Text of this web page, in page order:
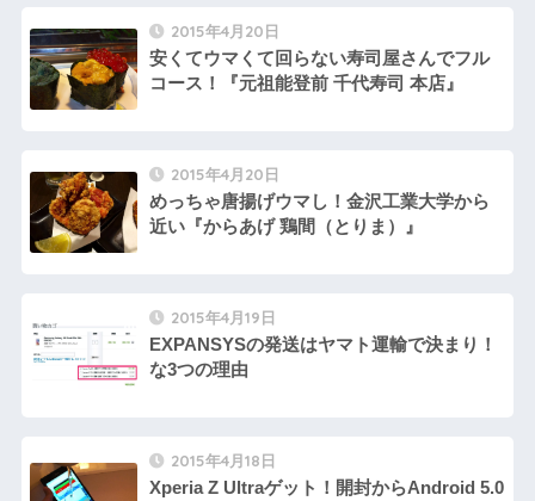
2015年4月20日
安くてウマくて回らない寿司屋さんでフル
コース！『元祖能登前 千代寿司 本店』
2015年4月20日
めっちゃ唐揚げウマし！金沢工業大学から
近い『からあげ 鶏間（とりま）』
2015年4月19日
EXPANSYSの発送はヤマト運輸で決まり！
な3つの理由
2015年4月18日
Xperia Z Ultraゲット！開封からAndroid 5.0